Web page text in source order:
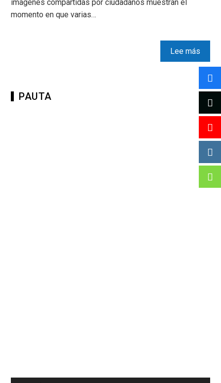
imágenes compartidas por ciudadanos muestran el
momento en que varias…
Lee más
PAUTA